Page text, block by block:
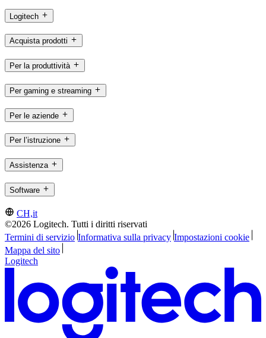
Logitech
Acquista prodotti
Per la produttività
Per gaming e streaming
Per le aziende
Per l’istruzione
Assistenza
Software
CH,it
©2026 Logitech. Tutti i diritti riservati
Termini di servizio Informativa sulla privacy Impostazioni cookie
Mappa del sito
Logitech